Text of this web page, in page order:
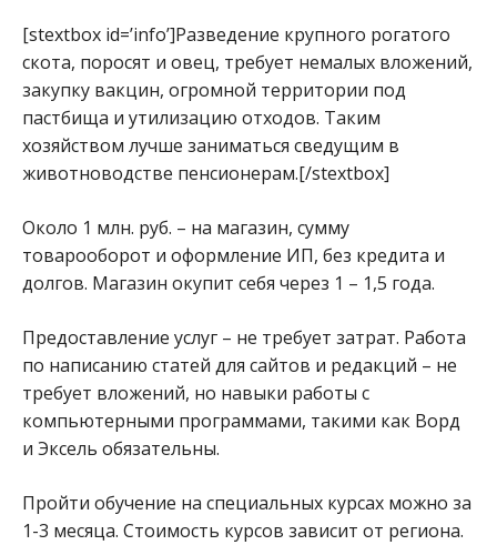
[stextbox id=’info’]Разведение крупного рогатого
скота, поросят и овец, требует немалых вложений,
закупку вакцин, огромной территории под
пастбища и утилизацию отходов. Таким
хозяйством лучше заниматься сведущим в
животноводстве пенсионерам.[/stextbox]
Около 1 млн. руб. – на магазин, сумму
товарооборот и оформление ИП, без кредита и
долгов. Магазин окупит себя через 1 – 1,5 года.
Предоставление услуг – не требует затрат. Работа
по написанию статей для сайтов и редакций – не
требует вложений, но навыки работы с
компьютерными программами, такими как Ворд
и Эксель обязательны.
Пройти обучение на специальных курсах можно за
1-3 месяца. Стоимость курсов зависит от региона.